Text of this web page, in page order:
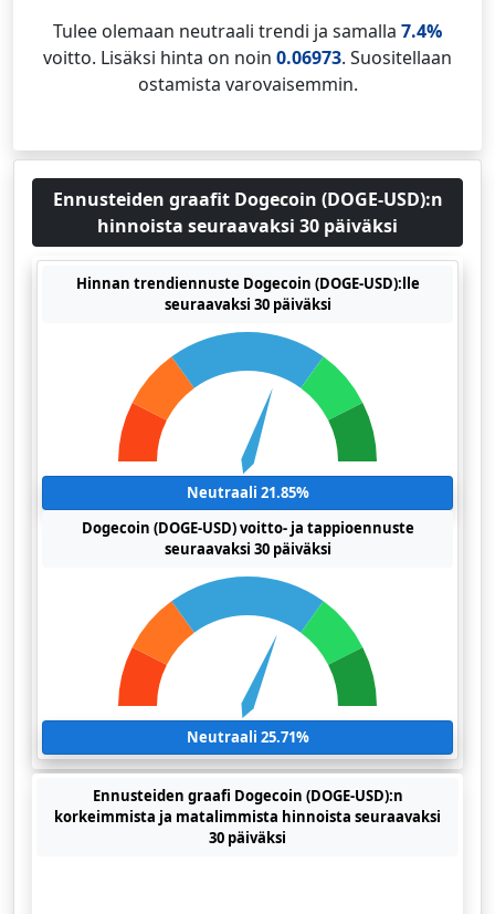
Tulee olemaan neutraali trendi ja samalla 7.4%
voitto. Lisäksi hinta on noin 0.06973. Suositellaan
ostamista varovaisemmin.
Ennusteiden graafit Dogecoin (DOGE-USD):n
hinnoista seuraavaksi 30 päiväksi
Hinnan trendiennuste Dogecoin (DOGE-USD):lle
seuraavaksi 30 päiväksi
Neutraali 21.85%
Dogecoin (DOGE-USD) voitto- ja tappioennuste
seuraavaksi 30 päiväksi
Neutraali 25.71%
Ennusteiden graafi Dogecoin (DOGE-USD):n
korkeimmista ja matalimmista hinnoista seuraavaksi
30 päiväksi